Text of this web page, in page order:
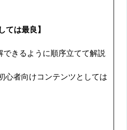
ては最良】
できるように順序立てて解説
心者向けコンテンツとしては